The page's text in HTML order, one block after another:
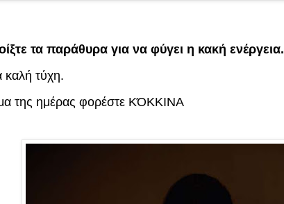
τα παράθυρα για να φύγει η κακή ενέργεια.
καλή τύχη.
της ημέρας φορέστε ΚΌΚΚΙΝΑ